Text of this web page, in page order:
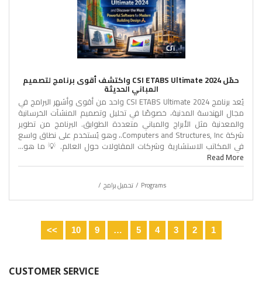
حمّل CSI ETABS Ultimate 2024 واكتشف أقوى برنامج لتصميم
المباني الحديثة
يُعد برنامج CSI ETABS Ultimate 2024 واحد من أقوى وأشهر البرامج في
مجال الهندسة المدنية، خصوصًا في تحليل وتصميم المنشآت الخرسانية
والمعدنية مثل الأبراج والمباني متعددة الطوابق. البرنامج من تطوير
شركة Computers and Structures, Inc.، وهو يُستخدم على نطاق واسع
في المكاتب الاستشارية وشركات المقاولات حول العالم. 💡 ما هو...
Read More
Programs تحميل برامج
1
2
3
4
5
…
9
10
>>
CUSTOMER SERVICE